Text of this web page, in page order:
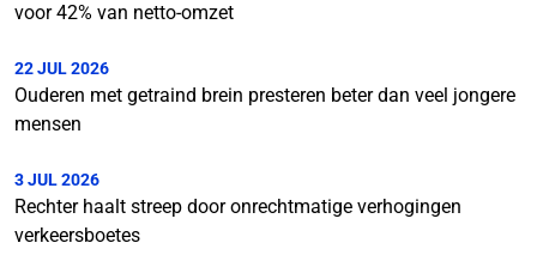
voor 42% van netto-omzet
22 JUL 2026
Ouderen met getraind brein presteren beter dan veel jongere
mensen
3 JUL 2026
Rechter haalt streep door onrechtmatige verhogingen
verkeersboetes